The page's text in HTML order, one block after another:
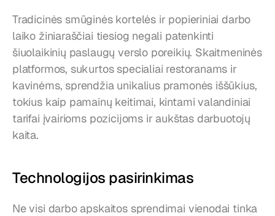
Tradicinės smūginės kortelės ir popieriniai darbo
laiko žiniaraščiai tiesiog negali patenkinti
šiuolaikinių paslaugų verslo poreikių. Skaitmeninės
platformos, sukurtos specialiai restoranams ir
kavinėms, sprendžia unikalius pramonės iššūkius,
tokius kaip pamainų keitimai, kintami valandiniai
tarifai įvairioms pozicijoms ir aukštas darbuotojų
kaita.
Technologijos pasirinkimas
Ne visi darbo apskaitos sprendimai vienodai tinka